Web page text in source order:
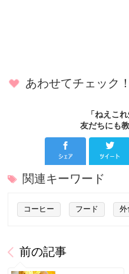
あわせてチェック！
「ねえこ
友だちにも
関連キーワード
コーヒー フード 外
前の記事